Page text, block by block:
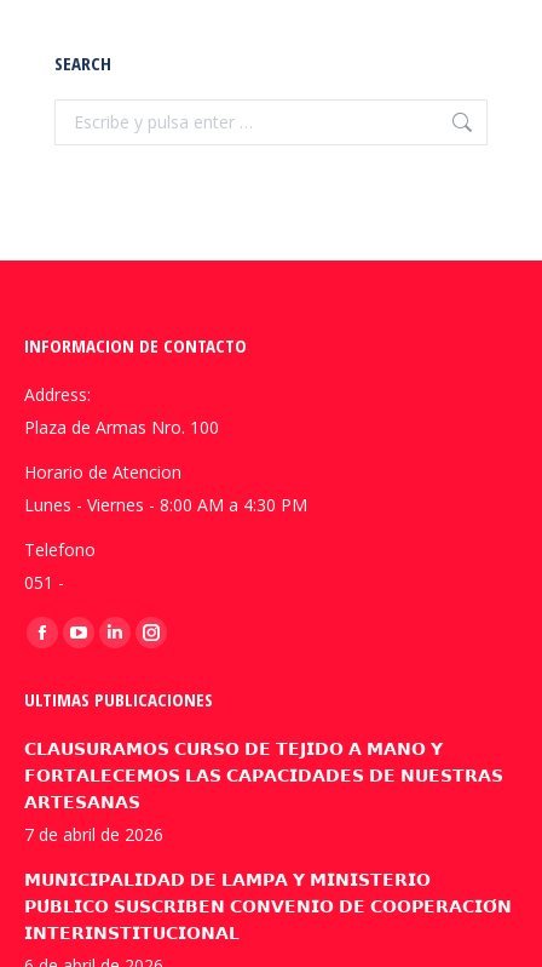
SEARCH
Buscar:
INFORMACION DE CONTACTO
Address:
Plaza de Armas Nro. 100
Horario de Atencion
Lunes - Viernes - 8:00 AM a 4:30 PM
Telefono
051 -
Encuéntranos en:
Facebook
opens
in
new
window
YouTube
opens
in
new
window
Linkedin
opens
in
new
window
Instagram
opens
in
new
ULTIMAS PUBLICACIONES
𝗖𝗟𝗔𝗨𝗦𝗨𝗥𝗔𝗠𝗢𝗦 𝗖𝗨𝗥𝗦𝗢 𝗗𝗘 𝗧𝗘𝗝𝗜𝗗𝗢 𝗔 𝗠𝗔𝗡𝗢 𝗬
𝗙𝗢𝗥𝗧𝗔𝗟𝗘𝗖𝗘𝗠𝗢𝗦 𝗟𝗔𝗦 𝗖𝗔𝗣𝗔𝗖𝗜𝗗𝗔𝗗𝗘𝗦 𝗗𝗘 𝗡𝗨𝗘𝗦𝗧𝗥𝗔𝗦
𝗔𝗥𝗧𝗘𝗦𝗔𝗡𝗔𝗦
7 de abril de 2026
𝗠𝗨𝗡𝗜𝗖𝗜𝗣𝗔𝗟𝗜𝗗𝗔𝗗 𝗗𝗘 𝗟𝗔𝗠𝗣𝗔 𝗬 𝗠𝗜𝗡𝗜𝗦𝗧𝗘𝗥𝗜𝗢
𝗣𝗨́𝗕𝗟𝗜𝗖𝗢 𝗦𝗨𝗦𝗖𝗥𝗜𝗕𝗘𝗡 𝗖𝗢𝗡𝗩𝗘𝗡𝗜𝗢 𝗗𝗘 𝗖𝗢𝗢𝗣𝗘𝗥𝗔𝗖𝗜𝗢́𝗡
𝗜𝗡𝗧𝗘𝗥𝗜𝗡𝗦𝗧𝗜𝗧𝗨𝗖𝗜𝗢𝗡𝗔𝗟